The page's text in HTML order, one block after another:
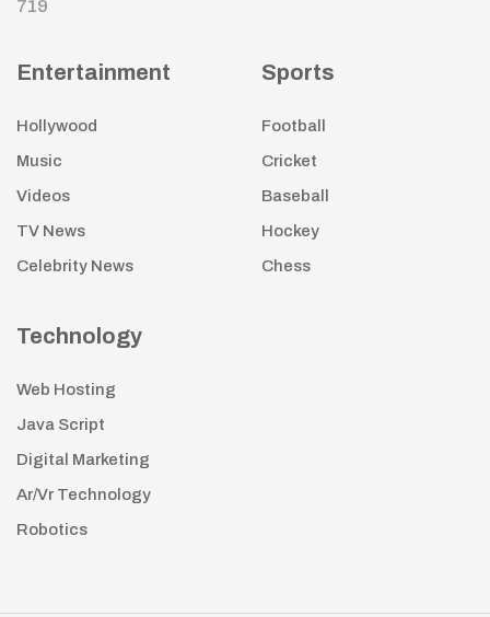
719
Entertainment
Hollywood
Music
Videos
TV News
Celebrity News
Sports
Football
Cricket
Baseball
Hockey
Chess
Technology
Web Hosting
Java Script
Digital Marketing
Ar/Vr Technology
Robotics